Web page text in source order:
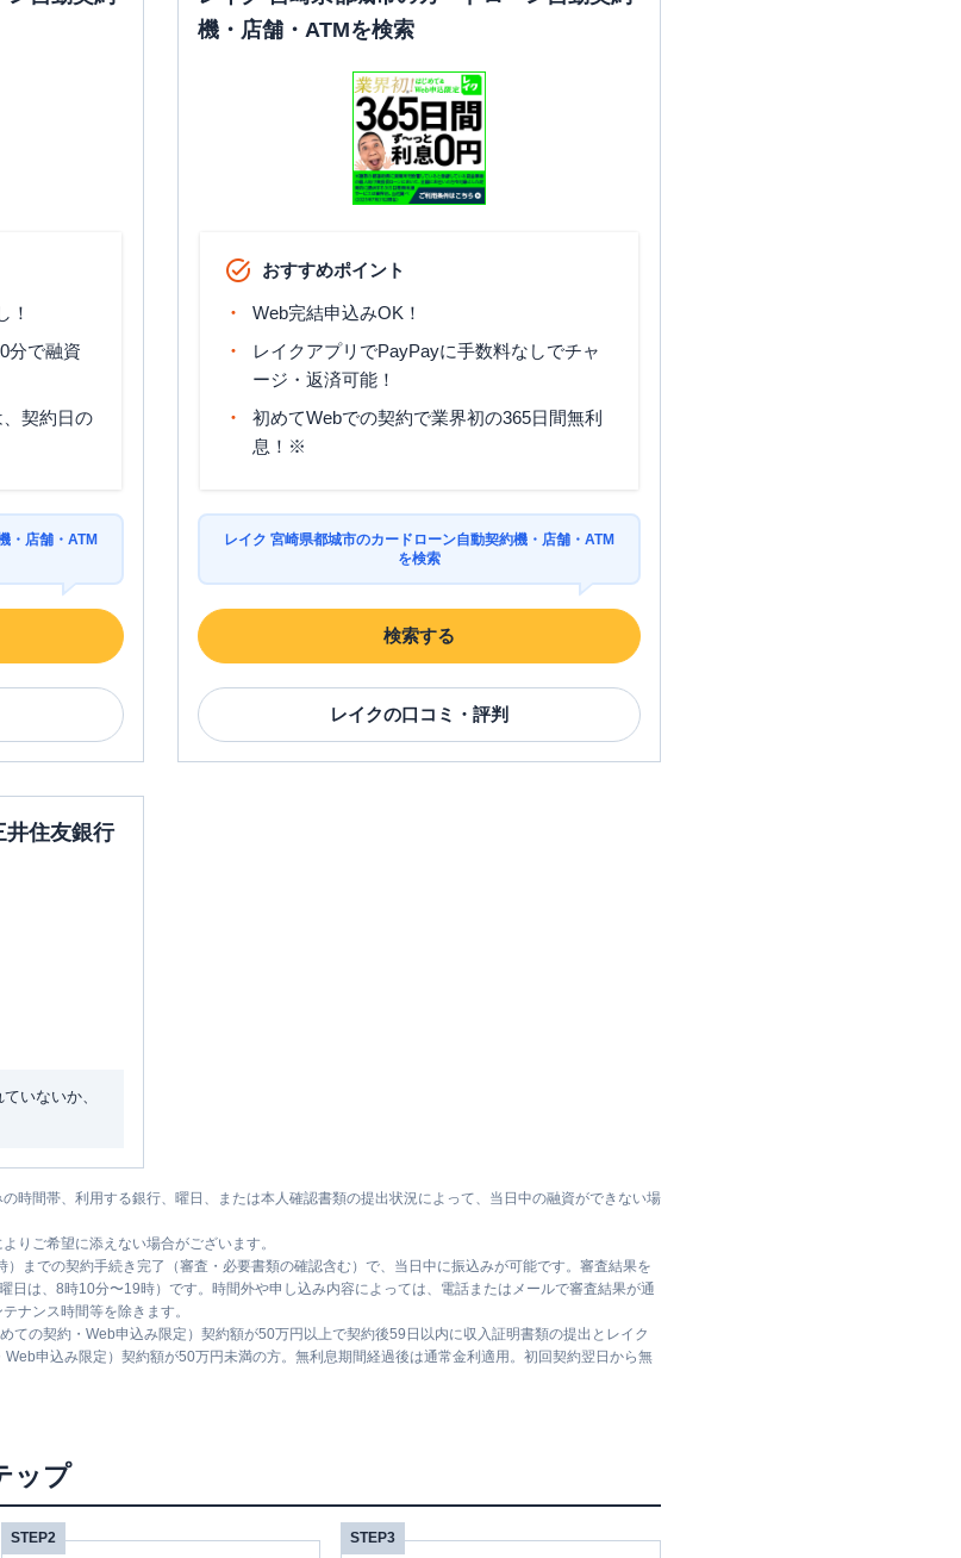
！
分で融資
契約日の
・店舗・ATM
機・店舗・ATMを検索
おすすめポイント
Web完結申込みOK！
レイクアプリでPayPayに手数料なしでチャ
ージ・返済可能！
初めてWebでの契約で業界初の365日間無利
息！※
レイク 宮崎県都城市のカードローン自動契約機・店舗・ATM
を検索
検索する
レイクの口コミ・評判
井住友銀行
いないか、
時間帯、利用する銀行、曜日、または本人確認書類の提出状況によって、当日中の融資ができない場
りご希望に添えない場合がございます。
までの契約手続き完了（審査・必要書類の確認含む）で、当日中に振込みが可能です。審査結果を
日は、8時10分〜19時）です。時間外や申し込み内容によっては、電話またはメールで審査結果が通
ナンス時間等を除きます。
ての契約・Web申込み限定）契約額が50万円以上で契約後59日以内に収入証明書類の提出とレイク
申込み限定）契約額が50万円未満の方。無利息期間経過後は通常金利適用。初回契約翌日から無
ップ
STEP2 STEP3